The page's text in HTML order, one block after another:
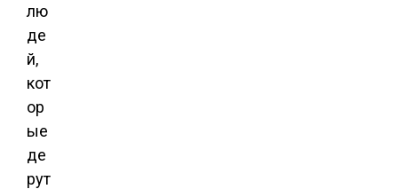
лю
де
й,
кот
ор
ые
де
рут